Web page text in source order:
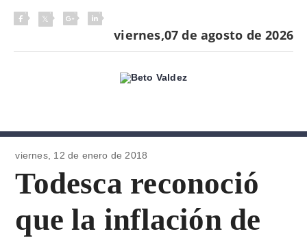
viernes,07 de agosto de 2026
viernes, 12 de enero de 2018
Todesca reconoció
que la inflación de